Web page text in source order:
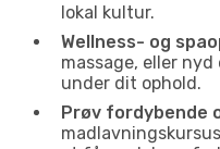
lokal kultur.
Wellness- og
massage, eller
under dit ophold.
Prøv fordybende